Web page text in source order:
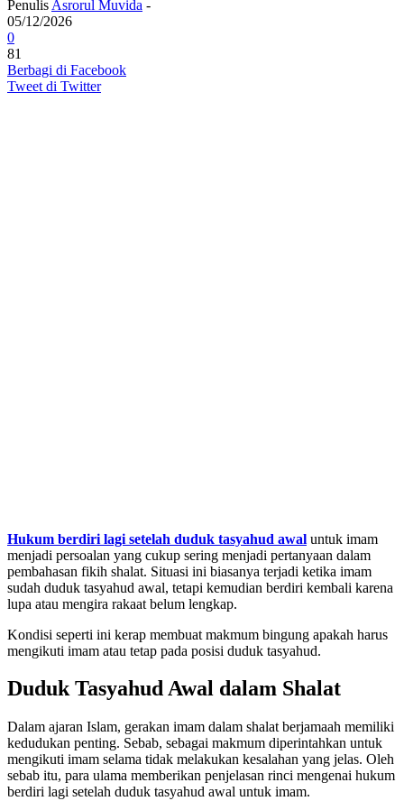
Penulis Asrorul Muvida -
05/12/2026
0
81
Berbagi di Facebook
Tweet di Twitter
Hukum berdiri lagi setelah duduk tasyahud awal untuk imam
menjadi persoalan yang cukup sering menjadi pertanyaan dalam
pembahasan fikih shalat. Situasi ini biasanya terjadi ketika imam
sudah duduk tasyahud awal, tetapi kemudian berdiri kembali karena
lupa atau mengira rakaat belum lengkap.
Kondisi seperti ini kerap membuat makmum bingung apakah harus
mengikuti imam atau tetap pada posisi duduk tasyahud.
Duduk Tasyahud Awal dalam Shalat
Dalam ajaran Islam, gerakan imam dalam shalat berjamaah memiliki
kedudukan penting. Sebab, sebagai makmum diperintahkan untuk
mengikuti imam selama tidak melakukan kesalahan yang jelas. Oleh
sebab itu, para ulama memberikan penjelasan rinci mengenai hukum
berdiri lagi setelah duduk tasyahud awal untuk imam.